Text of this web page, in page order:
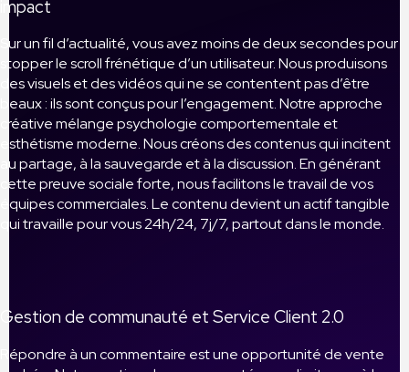
impact
Sur un fil d’actualité, vous avez moins de deux secondes pour
stopper le scroll frénétique d’un utilisateur. Nous produisons
des visuels et des vidéos qui ne se contentent pas d’être
beaux : ils sont conçus pour l’engagement. Notre approche
créative mélange psychologie comportementale et
esthétisme moderne. Nous créons des contenus qui incitent
au partage, à la sauvegarde et à la discussion. En générant
cette preuve sociale forte, nous facilitons le travail de vos
équipes commerciales. Le contenu devient un actif tangible
qui travaille pour vous 24h/24, 7j/7, partout dans le monde.
Gestion de communauté et Service Client 2.0
Répondre à un commentaire est une opportunité de vente